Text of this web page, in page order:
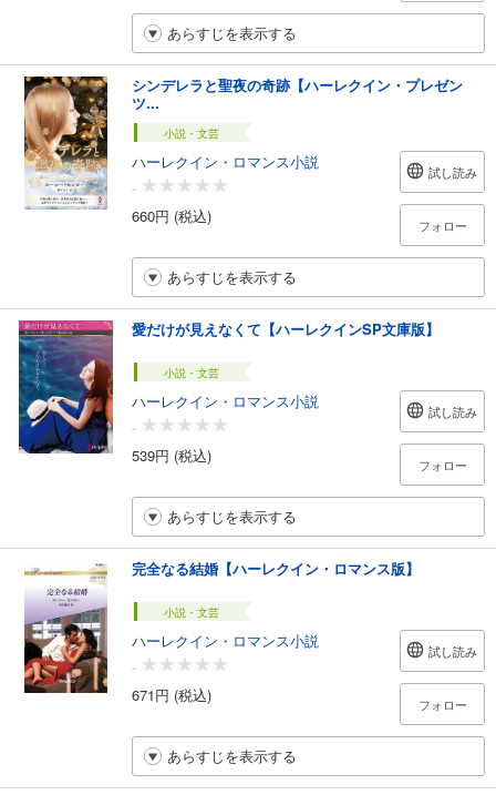
あらすじを表示する
シンデレラと聖夜の奇跡【ハーレクイン・プレゼン
ツ...
小説・文芸
ハーレクイン・ロマンス小説
-
660円 (税込)
試し読み
フォロー
あらすじを表示する
愛だけが見えなくて【ハーレクインSP文庫版】
小説・文芸
ハーレクイン・ロマンス小説
-
539円 (税込)
試し読み
フォロー
あらすじを表示する
完全なる結婚【ハーレクイン・ロマンス版】
小説・文芸
ハーレクイン・ロマンス小説
-
671円 (税込)
試し読み
フォロー
あらすじを表示する